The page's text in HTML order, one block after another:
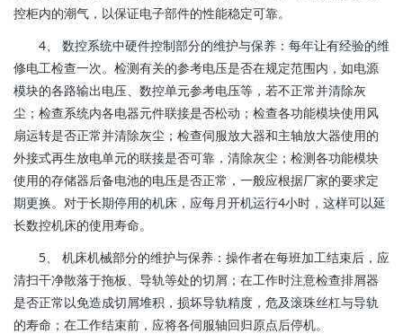
控柜内的潮气，以保证电子部件的性能稳定可靠。
4、 数控系统中硬件控制部分的维护与保养：每年让有经验的维
修电工检查一次。检测有关的参考电压是否在规定范围内，如电源
模块的各路输出电压、数控单元参考电压等，若不正常并清除灰
尘；检查系统内各电器元件联接是否松动；检查各功能模块使用风
扇运转是否正常并清除灰尘；检查伺服放大器和主轴放大器使用的
外接式再生放电单元的联接是否可靠，清除灰尘；检测各功能模块
使用的存储器后备电池的电压是否正常，一般应根据厂家的要求定
期更换。对于长期停用的机床，应每月开机运行4小时，这样可以延
长数控机床的使用寿命。
5、 机床机械部分的维护与保养：操作者在每班加工结束后，应
清扫干净散落于拖板、导轨等处的切屑；在工作时注意检查排屑器
是否正常以免造成切屑堆积，损坏导轨精度，危及滚珠丝杠与导轨
的寿命；在工作结束前，应将各伺服轴回归原点后停机。